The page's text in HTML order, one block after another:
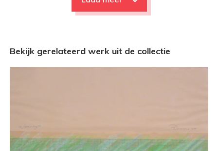
Bekijk gerelateerd werk uit de collectie